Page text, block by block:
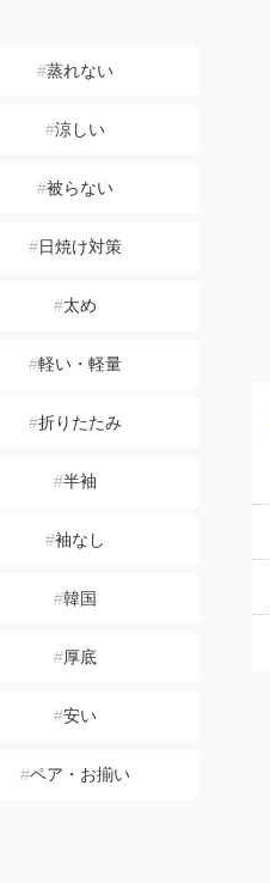
蒸れない
涼しい
被らない
日焼け対策
太め
軽い・軽量
折りたたみ
半袖
袖なし
韓国
厚底
安い
ペア・お揃い